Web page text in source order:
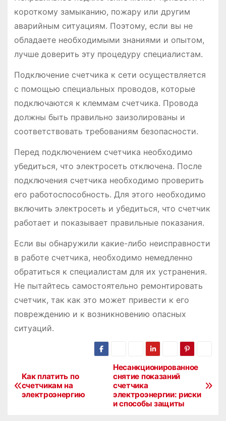
короткому замыканию, пожару или другим
аварийным ситуациям. Поэтому, если вы не
обладаете необходимыми знаниями и опытом,
лучше доверить эту процедуру специалистам.
Подключение счетчика к сети осуществляется
с помощью специальных проводов, которые
подключаются к клеммам счетчика. Провода
должны быть правильно заизолированы и
соответствовать требованиям безопасности.
Перед подключением счетчика необходимо
убедиться, что электросеть отключена. После
подключения счетчика необходимо проверить
его работоспособность. Для этого необходимо
включить электросеть и убедиться, что счетчик
работает и показывает правильные показания.
Если вы обнаружили какие-либо неисправности
в работе счетчика, необходимо немедленно
обратиться к специалистам для их устранения.
Не пытайтесь самостоятельно ремонтировать
счетчик, так как это может привести к его
повреждению и к возникновению опасных
ситуаций.
Н
а
Несанкционированное
снятие показаний
счетчика
электроэнергии: риски
и способы защиты
Как платить по
счетчикам на
электроэнергию